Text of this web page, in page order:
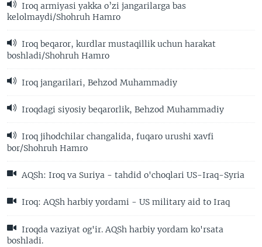
Iroq armiyasi yakka o’zi jangarilarga bas
kelolmaydi/Shohruh Hamro
Iroq beqaror, kurdlar mustaqillik uchun harakat
boshladi/Shohruh Hamro
Iroq jangarilari, Behzod Muhammadiy
Iroqdagi siyosiy beqarorlik, Behzod Muhammadiy
Iroq jihodchilar changalida, fuqaro urushi xavfi
bor/Shohruh Hamro
AQSh: Iroq va Suriya - tahdid o'choqlari US-Iraq-Syria
Iroq: AQSh harbiy yordami - US military aid to Iraq
Iroqda vaziyat og'ir. AQSh harbiy yordam ko'rsata
boshladi.